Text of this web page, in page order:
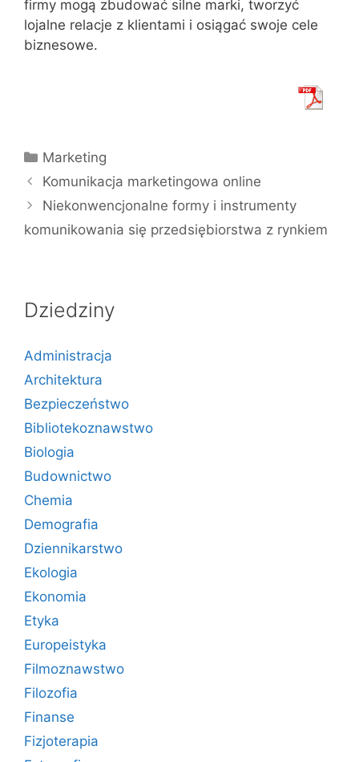
firmy mogą zbudować silne marki, tworzyć
lojalne relacje z klientami i osiągać swoje cele
biznesowe.
Kategorie
Marketing
Komunikacja marketingowa online
Niekonwencjonalne formy i instrumenty
komunikowania się przedsiębiorstwa z rynkiem
Dziedziny
Administracja
Architektura
Bezpieczeństwo
Bibliotekoznawstwo
Biologia
Budownictwo
Chemia
Demografia
Dziennikarstwo
Ekologia
Ekonomia
Etyka
Europeistyka
Filmoznawstwo
Filozofia
Finanse
Fizjoterapia